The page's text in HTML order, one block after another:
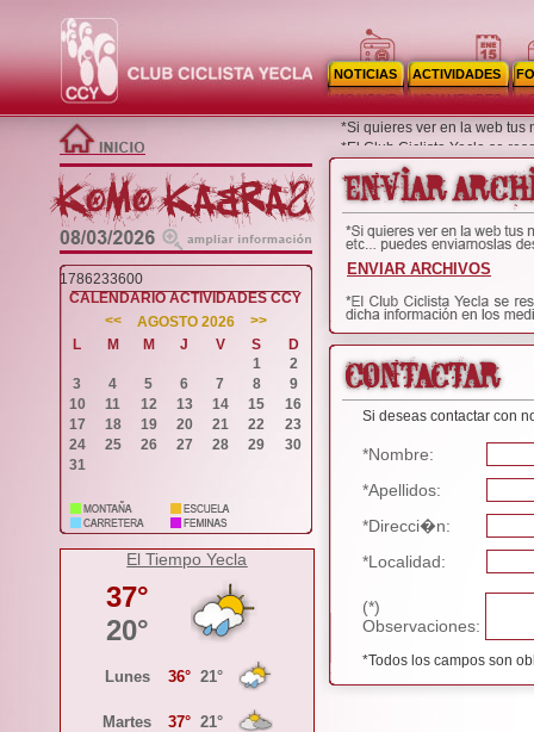
NOTICIAS ACTIVIDADES
*Si quieres ver en la web
*El Club Ciclista Yecla se
1786233600
CALENDARIO ACTIVIDADES CCY
<<
AGOSTO 2026
>>
L
M M J V S
D
1
2
3
4 5 6 7 8
9
10
11 12 13 14 15
16
17
18 19 20 21 22
23
24
25 26 27 28 29
30
31
El Tiempo Yecla
Si deseas contactar con
*Nombre:
*Apellidos:
*Direcci�n:
*Localidad:
(*)
Observaciones:
*Todos los campos son
ENVIAR ARCHIVOS